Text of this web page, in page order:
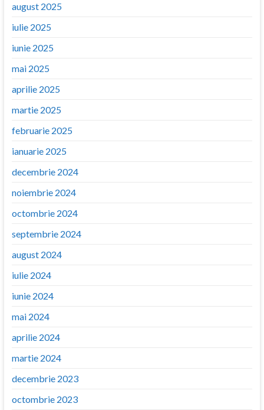
august 2025
iulie 2025
iunie 2025
mai 2025
aprilie 2025
martie 2025
februarie 2025
ianuarie 2025
decembrie 2024
noiembrie 2024
octombrie 2024
septembrie 2024
august 2024
iulie 2024
iunie 2024
mai 2024
aprilie 2024
martie 2024
decembrie 2023
octombrie 2023